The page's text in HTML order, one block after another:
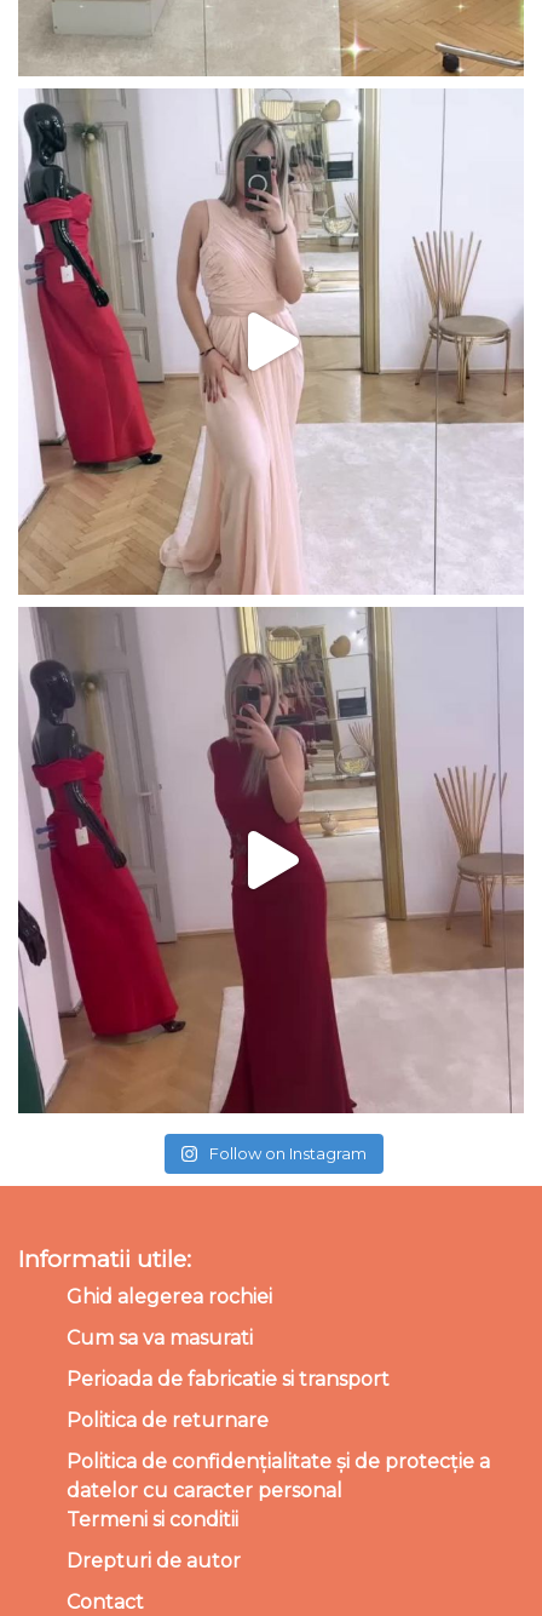
Follow on Instagram
Informatii utile:
Ghid alegerea rochiei
Cum sa va masurati
Perioada de fabricatie si transport
Politica de returnare
Politica de confidențialitate și de protecție a
datelor cu caracter personal
Termeni si conditii
Drepturi de autor
Contact